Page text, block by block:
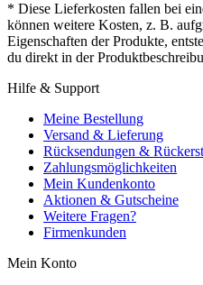
* Diese Lieferkosten fallen bei
können weitere Kosten, z. B.
Eigenschaften der Produkte,
du direkt in der
Hilfe & Support
Meine Bestellung
Versand & Lieferung
Rücksendungen &
Zahlungsmöglichkeiten
Mein Kundenkonto
Aktionen & Gutscheine
Weitere Fragen?
Firmenkunden
Mein Konto